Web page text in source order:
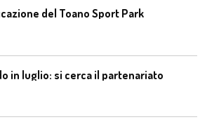
del Toano Sport Park
in luglio: si cerca il partenariato